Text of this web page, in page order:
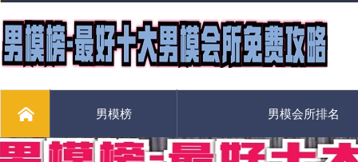
男模榜 男模会所排名